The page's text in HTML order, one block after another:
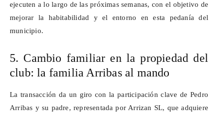
ejecuten a lo largo de las próximas semanas, con el objetivo de
mejorar la habitabilidad y el entorno en esta pedanía del
municipio.
5. Cambio familiar en la propiedad del
club: la familia Arribas al mando
La transacción da un giro con la participación clave de Pedro
Arribas y su padre, representada por Arrizan SL, que adquiere